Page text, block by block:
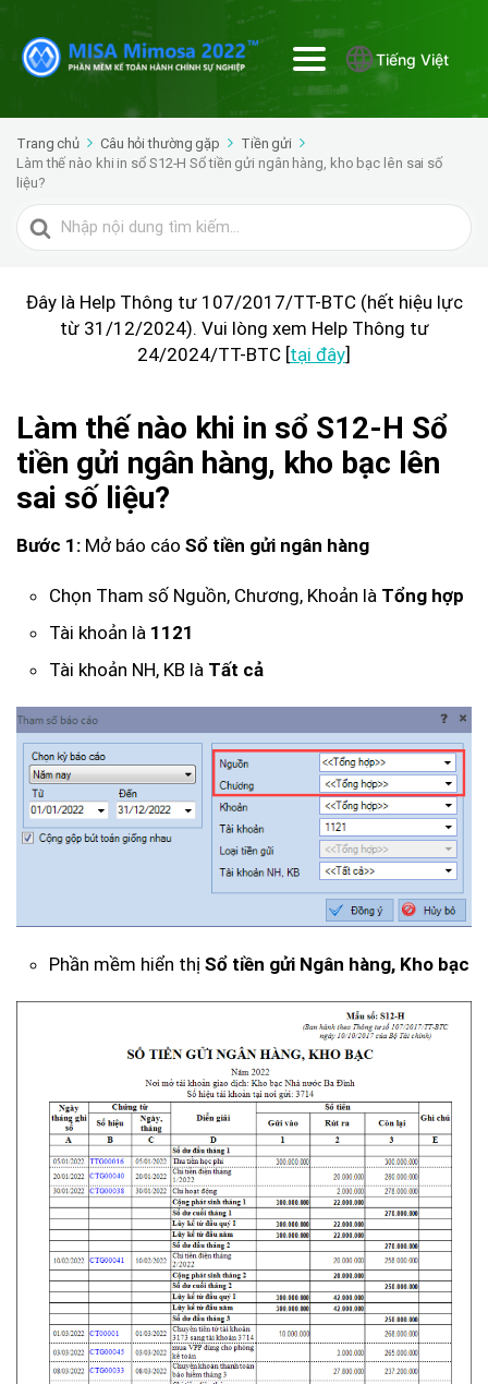
Tiếng Việt
Trang chủ Câu hỏi thường gặp
Tiền gửi
Làm thế nào khi in sổ S12-H Sổ tiền gửi ngân hàng, kho bạc lên sai số
liệu?
Tìm
kiếm
Đây là Help Thông tư 107/2017/TT-BTC (hết hiệu lực
từ 31/12/2024). Vui lòng xem Help Thông tư
24/2024/TT-BTC [tại đây]
Làm thế nào khi in sổ S12-H Sổ
tiền gửi ngân hàng, kho bạc lên
sai số liệu?
Bước 1: Mở báo cáo Sổ tiền gửi ngân hàng
Chọn Tham số Nguồn, Chương, Khoản là Tổng hợp
Tài khoản là 1121
Tài khoản NH, KB là Tất cả
Phần mềm hiển thị Sổ tiền gửi Ngân hàng, Kho bạc